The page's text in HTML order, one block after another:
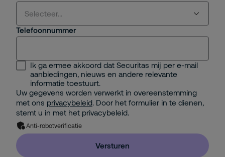
Selecteer...
Security Management
Facility Management
IT Management
Facility Management Extern
Telefoonnummer
Ik ga ermee akkoord dat Securitas mij per e-mail
aanbiedingen, nieuws en andere relevante
informatie toestuurt.
Uw gegevens worden verwerkt in overeenstemming
met ons privacybeleid. Door het formulier in te dienen,
stemt u in met het privacybeleid.
Anti-robotverificatie
Versturen